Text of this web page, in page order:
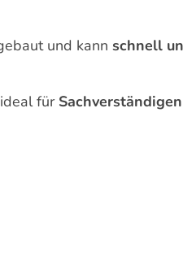
und kann schnell
für